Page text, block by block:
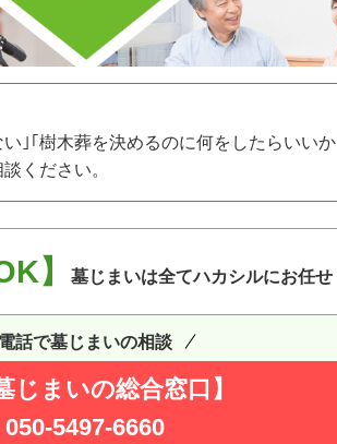
｣｢樹木葬を決めるのに何をしたらいいか
ください。
】 墓じまいは全てハカシルにお任せ
話で墓じまいの相談
じまいの総合窓口】
050-5497-6660